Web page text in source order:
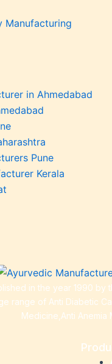
Manufacturing
in Ahmedabad
Pune
Kerala
in the year 1990
range of Anti Diabetic
Medicine,Anti